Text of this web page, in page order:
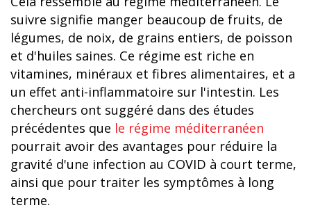
suivre signifie manger beaucoup de fruits, de
légumes, de noix, de grains entiers, de poisson
et d'huiles saines. Ce régime est riche en
vitamines, minéraux et fibres alimentaires, et a
un effet anti-inflammatoire sur l'intestin. Les
chercheurs ont suggéré dans des études
précédentes que le régime méditerranéen
pourrait avoir des avantages pour réduire la
gravité d'une infection au COVID à court terme,
ainsi que pour traiter les symptômes à long
terme.